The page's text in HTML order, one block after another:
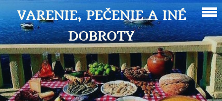
VARENIE, PEČENIE A INÉ
DOBROTY